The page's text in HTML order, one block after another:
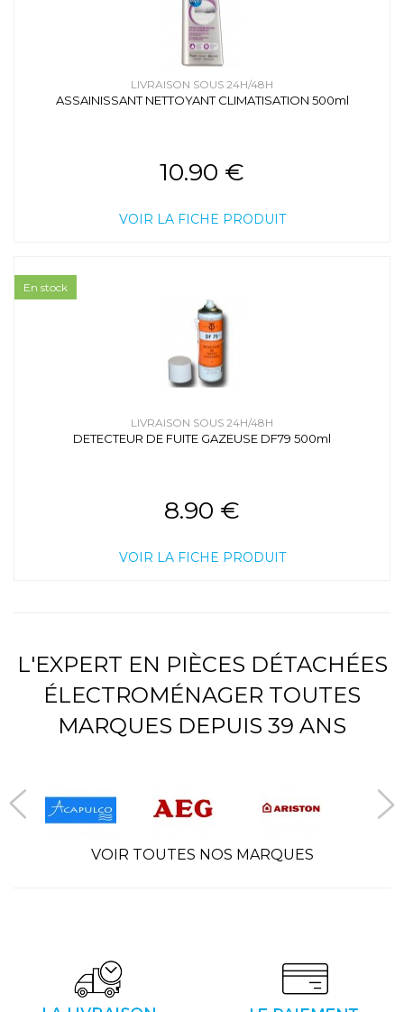
LIVRAISON SOUS 24H/48H
ASSAINISSANT NETTOYANT CLIMATISATION 500ml
10.90 €
VOIR LA FICHE PRODUIT
LIVRAISON SOUS 24H/48H
DETECTEUR DE FUITE GAZEUSE DF79 500ml
8.90 €
VOIR LA FICHE PRODUIT
En stock
L'EXPERT EN PIÈCES DÉTACHÉES
ÉLECTROMÉNAGER TOUTES
MARQUES DEPUIS 39 ANS
VOIR TOUTES NOS MARQUES